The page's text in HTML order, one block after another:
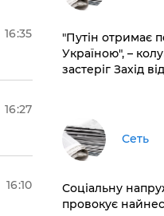
16:35
16:27
16:10
"Путін отримає
Україною", –
застеріг Захід
Сеть
Соціальну
провокує